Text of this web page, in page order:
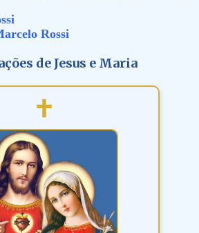
Rossi
de Jesus e Maria